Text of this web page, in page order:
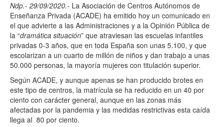
Ndp.- 29/09/2020.- La Asociación de Centros Autónomos de
Enseñanza Privada (ACADE) ha emitido hoy un comunicado en
el que advierte a las Administraciones y a la Opinión Pública de
la “dramática situación” que atraviesan las escuelas infantiles
privadas 0-3 años, que en toda España son unas 5.100, y que
escolarizan a un cuarto de millón de niños y dan trabajo a unas
50.000 personas, la mayoría mujeres con titulación superior.
Según ACADE, y aunque apenas se han producido brotes en
este tipo de centros, la matrícula se ha reducido en un 40 por
ciento con carácter general, aunque en las zonas más
afectadas por la pandemia y las medidas restrictivas esta caída
llega al 80 por ciento.